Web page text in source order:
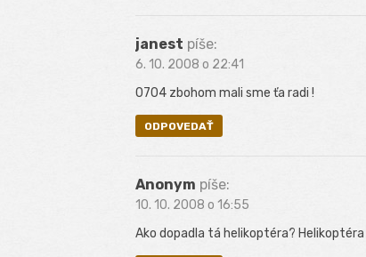
janest píše:
6. 10. 2008 o 22:41
0704 zbohom mali sme ťa radi !
ODPOVEDAŤ
Anonym píše:
10. 10. 2008 o 16:55
Ako dopadla tá helikoptéra?